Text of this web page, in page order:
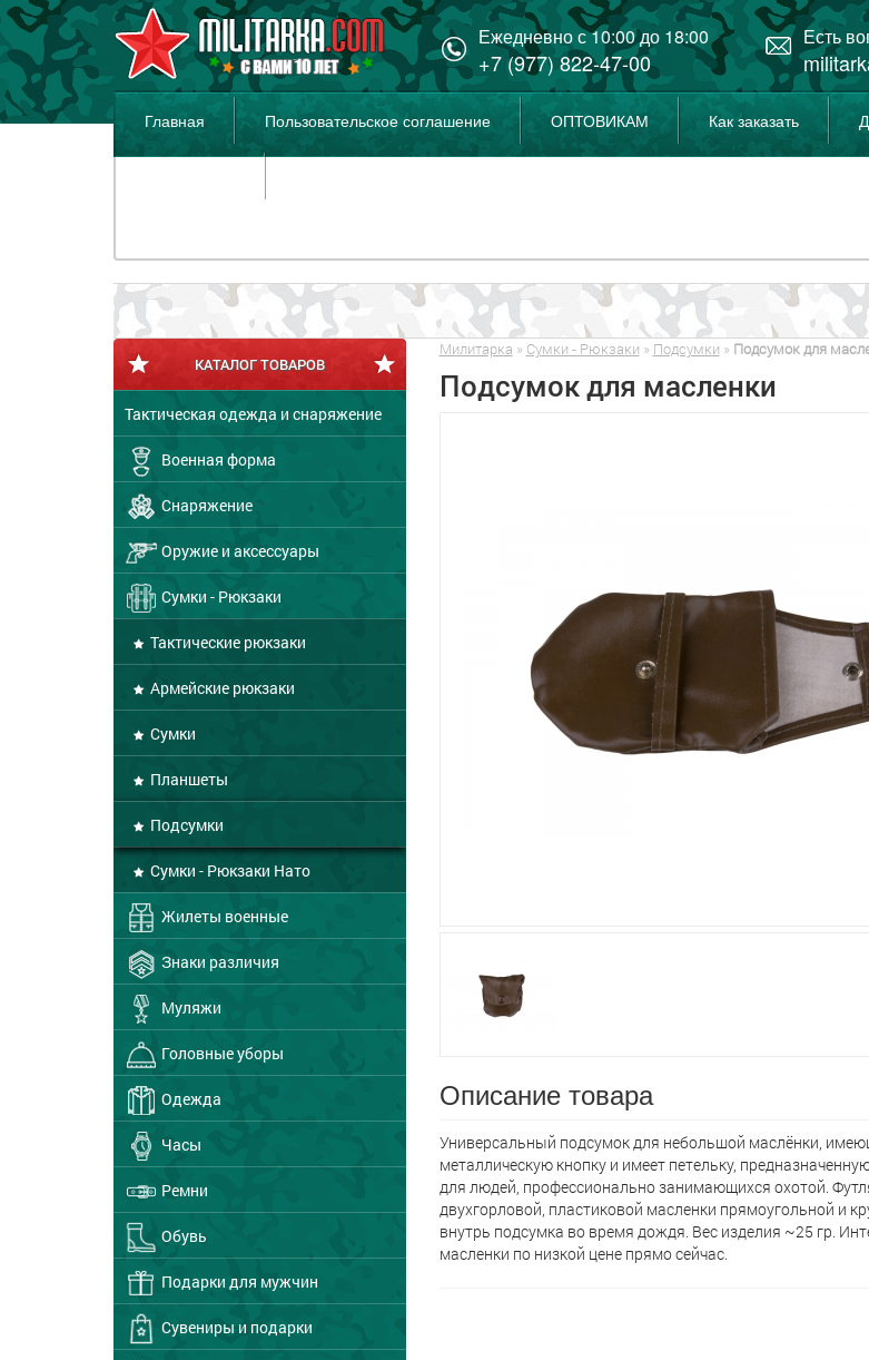
Ежедневно с 10:00 до 18:00
+7 (977) 822-47-00
Есть
Главная Пользовательское соглашение ОПТОВИКАМ Как заказать
КАТАЛОГ ТОВАРОВ
Тактическая одежда и снаряжение
Военная форма
Снаряжение
Оружие и аксессуары
Сумки - Рюкзаки
Тактические рюкзаки
Армейские рюкзаки
Сумки
Планшеты
Подсумки
Сумки - Рюкзаки Нато
Жилеты военные
Знаки различия
Муляжи
Головные уборы
Одежда
Часы
Ремни
Обувь
Подарки для мужчин
Сувениры и подарки
Милитарка » Сумки - Рюкзаки » Подсумки » Подсумок для
Подсумок для масленки
Описание товара
Универсальный подсумок для небольшой маслёнки,
металлическую кнопку и имеет петельку,
для людей, профессионально занимающихся охотой.
двухгорловой, пластиковой масленки прямоугольной и
внутрь подсумка во время дождя. Вес изделия ~25 гр.
масленки по низкой цене прямо сейчас.